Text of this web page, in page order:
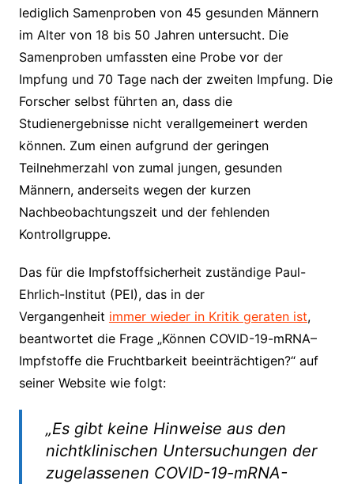
lediglich Samenproben von 45 gesunden Männern
im Alter von 18 bis 50 Jahren untersucht. Die
Samenproben umfassten eine Probe vor der
Impfung und 70 Tage nach der zweiten Impfung. Die
Forscher selbst führten an, dass die
Studienergebnisse nicht verallgemeinert werden
können. Zum einen aufgrund der geringen
Teilnehmerzahl von zumal jungen, gesunden
Männern, anderseits wegen der kurzen
Nachbeobachtungszeit und der fehlenden
Kontrollgruppe.
Das für die Impfstoffsicherheit zuständige Paul-
Ehrlich-Institut (PEI), das in der
Vergangenheit immer wieder in Kritik geraten ist,
beantwortet die Frage „Können COVID-19-mRNA–
Impfstoffe die Fruchtbarkeit beeinträchtigen?“ auf
seiner Website wie folgt:
„Es gibt keine Hinweise aus den
nichtklinischen Untersuchungen der
zugelassenen COVID-19-mRNA-